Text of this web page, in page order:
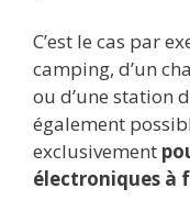
C’est le cas par
camping, d’un
ou d’une station
également
exclusivement
électroniques à